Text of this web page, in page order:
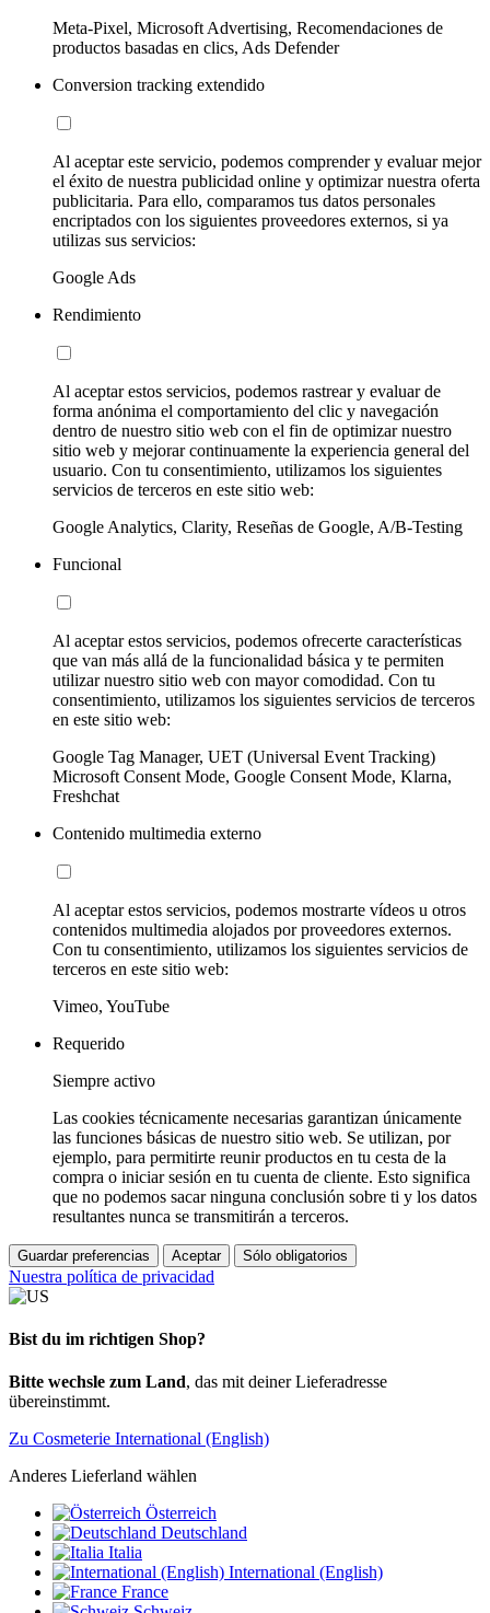
Meta-Pixel, Microsoft Advertising, Recomendaciones de
productos basadas en clics, Ads Defender
Conversion tracking extendido
Al aceptar este servicio, podemos comprender y evaluar mejor
el éxito de nuestra publicidad online y optimizar nuestra oferta
publicitaria. Para ello, comparamos tus datos personales
encriptados con los siguientes proveedores externos, si ya
utilizas sus servicios:
Google Ads
Rendimiento
Al aceptar estos servicios, podemos rastrear y evaluar de
forma anónima el comportamiento del clic y navegación
dentro de nuestro sitio web con el fin de optimizar nuestro
sitio web y mejorar continuamente la experiencia general del
usuario. Con tu consentimiento, utilizamos los siguientes
servicios de terceros en este sitio web:
Google Analytics, Clarity, Reseñas de Google, A/B-Testing
Funcional
Al aceptar estos servicios, podemos ofrecerte características
que van más allá de la funcionalidad básica y te permiten
utilizar nuestro sitio web con mayor comodidad. Con tu
consentimiento, utilizamos los siguientes servicios de terceros
en este sitio web:
Google Tag Manager, UET (Universal Event Tracking)
Microsoft Consent Mode, Google Consent Mode, Klarna,
Freshchat
Contenido multimedia externo
Al aceptar estos servicios, podemos mostrarte vídeos u otros
contenidos multimedia alojados por proveedores externos.
Con tu consentimiento, utilizamos los siguientes servicios de
terceros en este sitio web:
Vimeo, YouTube
Requerido
Siempre activo
Las cookies técnicamente necesarias garantizan únicamente
las funciones básicas de nuestro sitio web. Se utilizan, por
ejemplo, para permitirte reunir productos en tu cesta de la
compra o iniciar sesión en tu cuenta de cliente. Esto significa
que no podemos sacar ninguna conclusión sobre ti y los datos
resultantes nunca se transmitirán a terceros.
Guardar preferencias Aceptar Sólo obligatorios
Nuestra política de privacidad
Bist du im richtigen Shop?
Bitte wechsle zum Land, das mit deiner Lieferadresse
übereinstimmt.
Zu Cosmeterie International (English)
Anderes Lieferland wählen
Österreich
Deutschland
Italia
International (English)
France